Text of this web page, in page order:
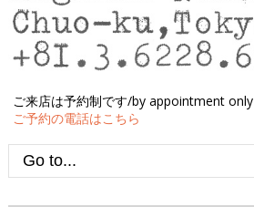
ご来店は予約制です/by appointment only
ご予約の電話はこちら